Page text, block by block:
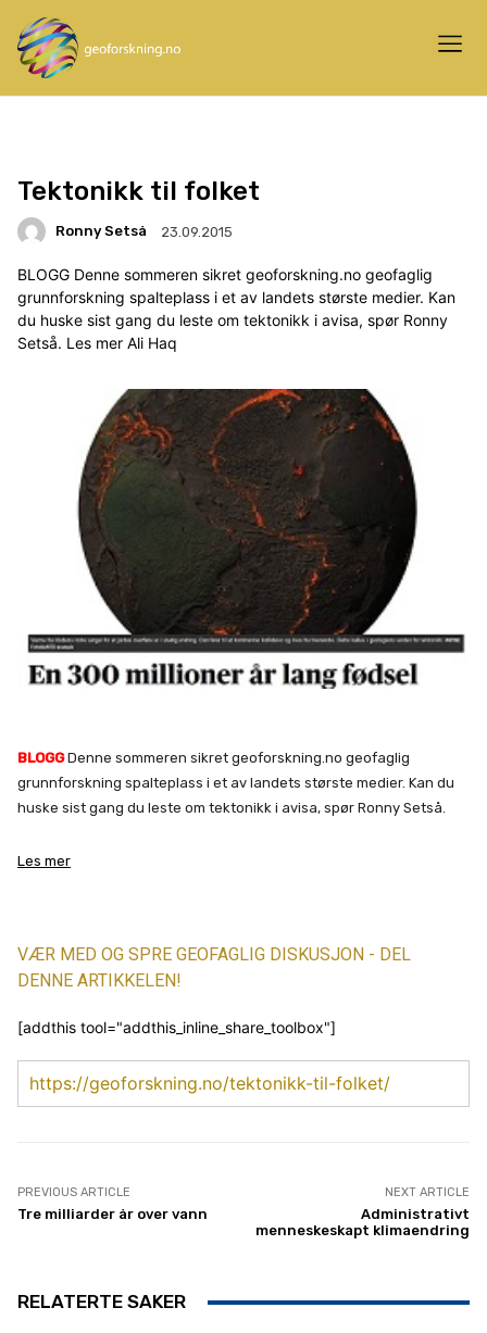
Tektonikk til folket
Ronny Setså 23.09.2015
BLOGG Denne sommeren sikret geoforskning.no geofaglig
grunnforskning spalteplass i et av landets største medier. Kan
du huske sist gang du leste om tektonikk i avisa, spør Ronny
Setså. Les mer Ali Haq
BLOGGDenne sommeren sikret geoforskning.no geofaglig
grunnforskning spalteplass i et av landets største medier. Kan du
huske sist gang du leste om tektonikk i avisa, spør Ronny Setså.
Les mer
VÆR MED OG SPRE GEOFAGLIG DISKUSJON - DEL
DENNE ARTIKKELEN!
[addthis tool="addthis_inline_share_toolbox"]
https://geoforskning.no/tektonikk-til-folket/
PREVIOUS ARTICLE
Tre milliarder år over vann
NEXT ARTICLE
Administrativt
menneskeskapt klimaendring
RELATERTE SAKER